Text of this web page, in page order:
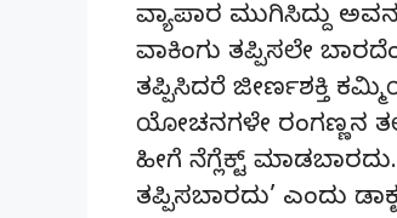
ವ್ಯಾಪಾರ ಮುಗಿಸಿದ್ದು
ವಾಕಿಂಗು ತಪ್ಪಿಸಲೇ
ತಪ್ಪಿಸಿದರೆ ಜೀರ್ಣಶಕ್ತಿ
ಯೋಚನಗಳೇ ರಂಗಣ್ಣನ
ಹೀಗೆ ನೆಗ್ಲೆಕ್ಟ್
ತಪ್ಪಿಸಬಾರದು’ ಎಂದು